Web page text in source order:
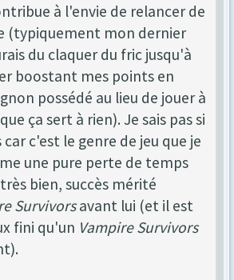
à l'envie de relancer de
(typiquement mon dernier
du claquer du fric jusqu'à
boostant mes points en
possédé au lieu de jouer à
ça sert à rien). Je sais pas si
c'est le genre de jeu que je
une pure perte de temps
bien, succès mérité
Survivorsavant lui (et il est
fini qu'un Vampire Survivors